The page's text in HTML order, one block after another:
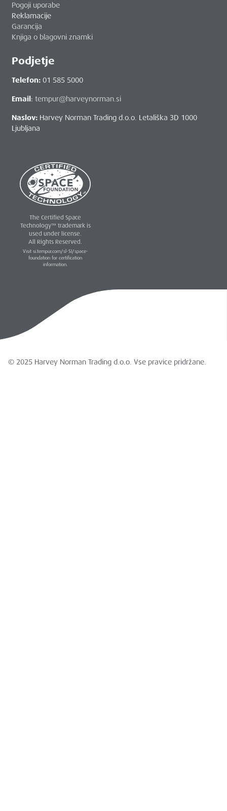
Pogoji uporabe
Reklamacije
Garancija
Knjiga o blagovni znamki
Podjetje
Telefon: 01 585 5000
Email: tempur@harveynorman.si
Naslov: Harvey Norman Trading d.o.o. Letališka 3D 1000
Ljubljana
The Certified Space
Technology™ trademark is
used under license.
All Rights Reserved.
Visit si.tempur.com/sl-SI/space-
foundation for certification
information.
© 2025 Harvey Norman Trading d.o.o. Vse pravice pridržane.